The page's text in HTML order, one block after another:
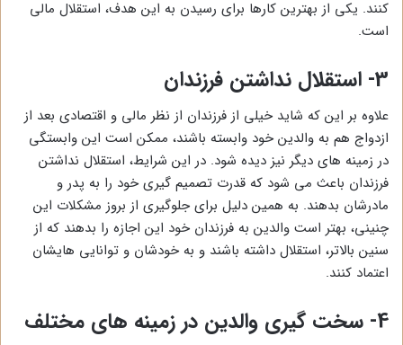
کنند. یکی از بهترین کارها برای رسیدن به این هدف، استقلال مالی
است.
3- استقلال نداشتن فرزندان
علاوه بر این که شاید خیلی از فرزندان از نظر مالی و اقتصادی بعد از
ازدواج هم به والدین خود وابسته باشند، ممکن است این وابستگی
در زمینه های دیگر نیز دیده شود. در این شرایط، استقلال نداشتن
فرزندان باعث می شود که قدرت تصمیم گیری خود را به پدر و
مادرشان بدهند. به همین دلیل برای جلوگیری از بروز مشکلات این
چنینی، بهتر است والدین به فرزندان خود این اجازه را بدهند که از
سنین بالاتر، استقلال داشته باشند و به خودشان و توانایی هایشان
اعتماد کنند.
4- سخت گیری والدین در زمینه های مختلف